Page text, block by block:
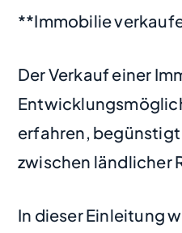
**Immobilie
Der Verkauf einer
erfahren, begünstigt
zwischen ländlicher
In dieser Einleitung